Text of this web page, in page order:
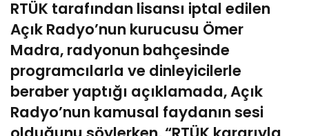
RTÜK tarafından lisansı iptal edilen
Açık Radyo’nun kurucusu Ömer
Madra, radyonun bahçesinde
programcılarla ve dinleyicilerle
beraber yaptığı açıklamada, Açık
Radyo’nun kamusal faydanın sesi